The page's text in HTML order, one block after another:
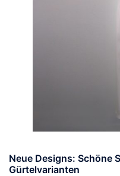
Neue Designs: Schöne
Gürtelvarianten